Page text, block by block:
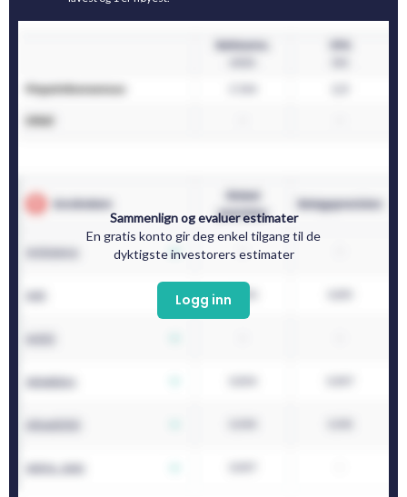
Sammenlign og evaluer estimater
En gratis konto gir deg enkel tilgang til de
dyktigste investorers estimater
Logg inn